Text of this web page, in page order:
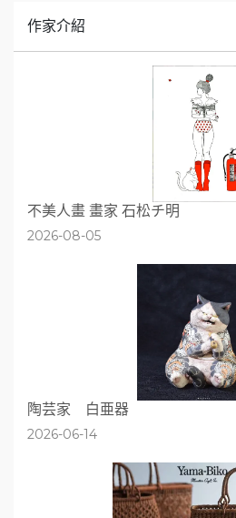
作家介紹
不美人畫 畫家 石松チ明
2026-08-05
陶芸家 白亜器
2026-06-14